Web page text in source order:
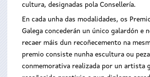
cultura, designadas pola Consellería.
En cada unha das modalidades, os
Galega concederán un único galardón e
recaer máis dun recoñecemento na
premio consiste nunha escultura ou peza
conmemorativa realizada por un artista